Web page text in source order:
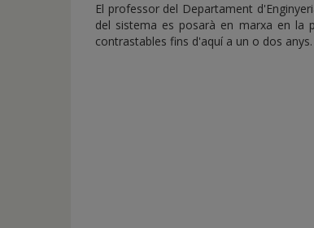
El professor del Departament
del sistema es posarà en marxa en la
contrastables fins d'aquí a un o dos anys.